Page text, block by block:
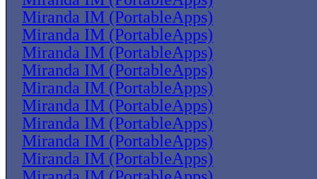
Miranda IM (PortableApps)
Miranda IM (PortableApps)
Miranda IM (PortableApps)
Miranda IM (PortableApps)
Miranda IM (PortableApps)
Miranda IM (PortableApps)
Miranda IM (PortableApps)
Miranda IM (PortableApps)
Miranda IM (PortableApps)